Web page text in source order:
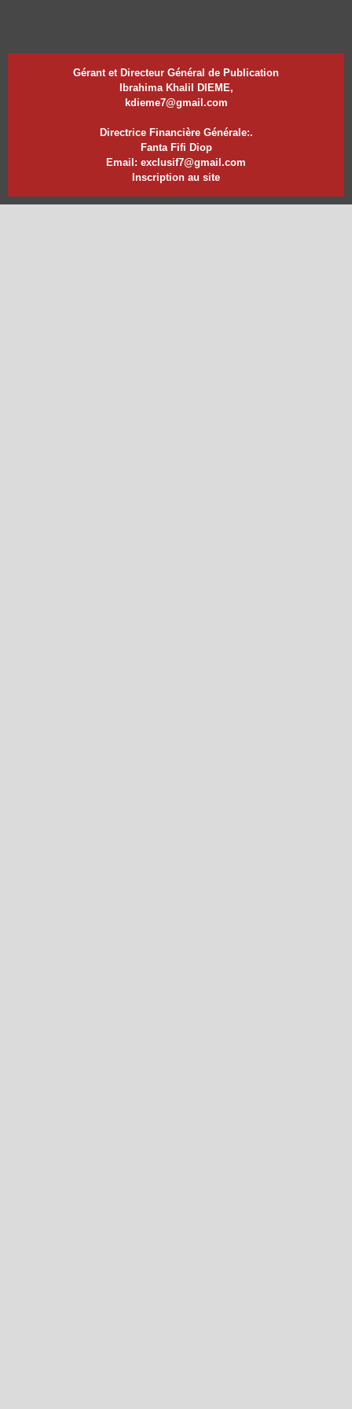
Gérant et Directeur Général de Publication
Ibrahima Khalil DIEME,
kdieme7@gmail.com
Directrice Financière Générale:.
Fanta Fifi Diop
Email: exclusif7@gmail.com
Inscription au site